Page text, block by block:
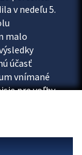
v nedeľu 5.
malo
účasť
vnímané
pre voľby